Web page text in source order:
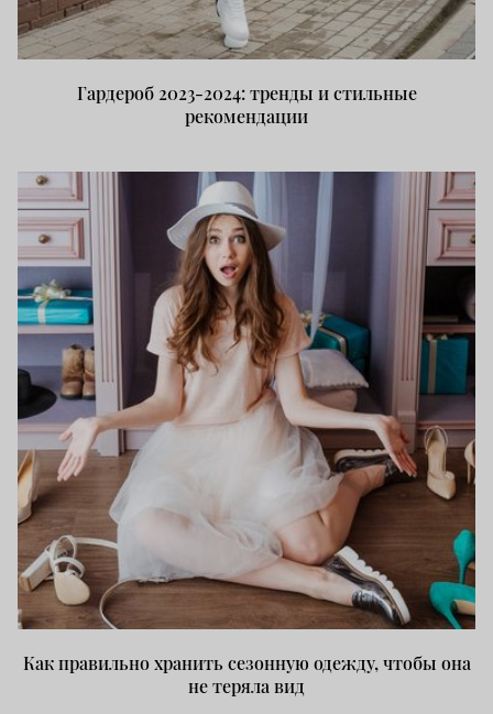
Гардероб 2023-2024: тренды и стильные
рекомендации
Как правильно хранить сезонную одежду, чтобы она
не теряла вид